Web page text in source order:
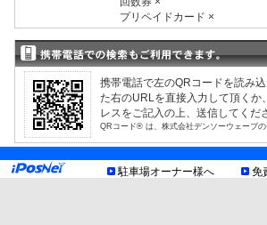
プリペイドカード ×
制限事項
RV ○
1BOX ○
外車 ○
高 2.30m まで
幅 2.10m まで
長 5.70m まで
身障者トイレあり
携帯電話で左のQRコードを読み
た右のURLを直接入力して頂くか
レスをご記入の上、送信してくだ
QRコード® は、株式会社デンソーウェーブの
駐車場オーナー様へ 免